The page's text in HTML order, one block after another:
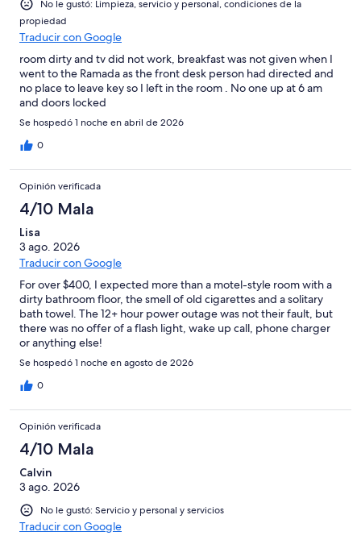
No le gustó: Limpieza, servicio y personal, condiciones de la
propiedad
Traducir con Google
room dirty and tv did not work, breakfast was not given when I
went to the Ramada as the front desk person had directed and
no place to leave key so I left in the room . No one up at 6 am
and doors locked
Se hospedó 1 noche en abril de 2026
0
Opinión verificada
4/10 Mala
Lisa
3 ago. 2026
Traducir con Google
For over $400, I expected more than a motel-style room with a
dirty bathroom floor, the smell of old cigarettes and a solitary
bath towel. The 12+ hour power outage was not their fault, but
there was no offer of a flash light, wake up call, phone charger
or anything else!
Se hospedó 1 noche en agosto de 2026
0
Opinión verificada
4/10 Mala
Calvin
3 ago. 2026
No le gustó: Servicio y personal y servicios
Traducir con Google